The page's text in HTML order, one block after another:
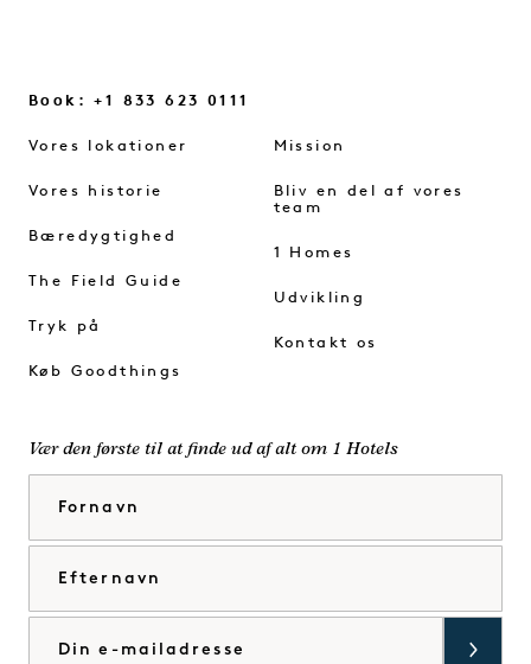
Book: +1 833 623 0111
Vores lokationer
Vores historie
Bæredygtighed
The Field Guide
Tryk på
Køb Goodthings
Mission
Bliv en del af vores
team
1 Homes
Udvikling
Kontakt os
Vær den første til at finde ud af alt om 1 Hotels